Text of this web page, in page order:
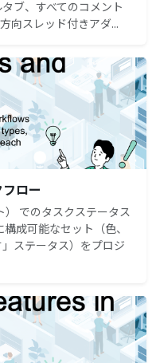
ブ、すべてのコメント
向スレッド付きアダ...
ロー
でのタスクステータス
成可能なセット（色、
ステータス）をプロジ